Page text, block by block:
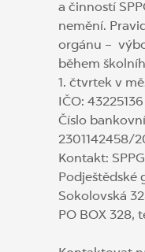
a činností
nemění.
orgánu –
během
1. čtvrtek v
IČO: 43225136
Číslo
2301142458/
Kontakt:
Podještědské
Sokolovská
PO BOX 328,